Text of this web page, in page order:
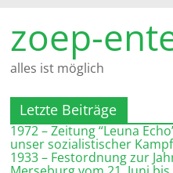
Inhalt
springen
zoep-
alles ist möglich
Letzte Beiträge
1972 – Zeitung “Leuna
unser sozialistischer
1933 – Festordnung zur